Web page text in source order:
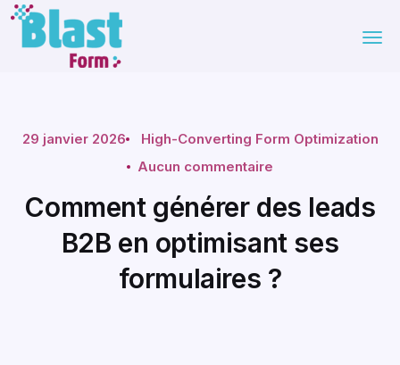
29 janvier 2026
High-Converting Form Optimization
Aucun commentaire
Comment générer des leads
B2B en optimisant ses
formulaires ?